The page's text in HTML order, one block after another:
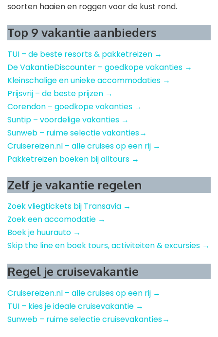
soorten haaien en roggen voor de kust rond.
Top 9 vakantie aanbieders
TUI – de beste resorts & pakketreizen →
De VakantieDiscounter – goedkope vakanties →
Kleinschalige en unieke accommodaties →
Prijsvrij – de beste prijzen →
Corendon – goedkope vakanties →
Suntip – voordelige vakanties →
Sunweb – ruime selectie vakanties→
Cruisereizen.nl – alle cruises op een rij →
Pakketreizen boeken bij alltours →
Zelf je vakantie regelen
Zoek vliegtickets bij Transavia →
Zoek een accomodatie →
Boek je huurauto →
Skip the line en boek tours, activiteiten & excursies →
Regel je cruisevakantie
Cruisereizen.nl – alle cruises op een rij →
TUI – kies je ideale cruisevakantie →
Sunweb – ruime selectie cruisevakanties→